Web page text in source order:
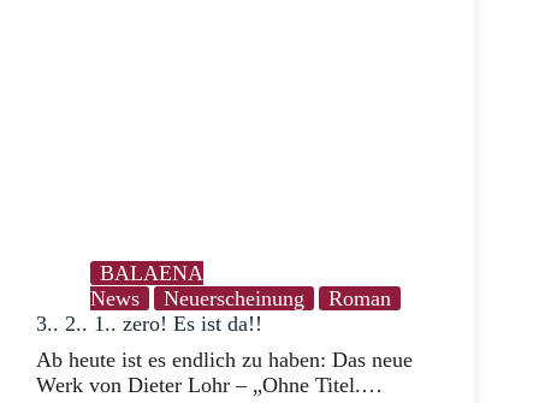
BALAENA
News
Neuerscheinung
Roman
3.. 2.. 1.. zero! Es ist da!!
Ab heute ist es endlich zu haben: Das neue
Werk von Dieter Lohr – „Ohne Titel.…